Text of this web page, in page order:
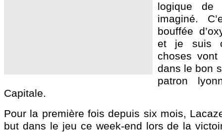
logique de
imaginé.
bouffée
et je suis
choses vont
dans le bon
patron
Capitale.
Pour la première fois depuis six mois,
but dans le jeu ce week-end lors de la